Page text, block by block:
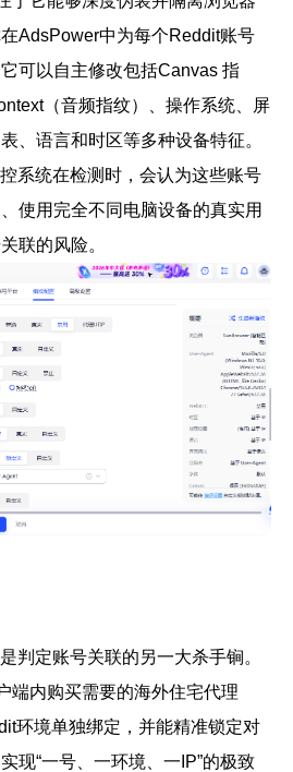
AdsPower中为每个Reddit账号
可以自主修改包括Canvas 指
（音频指纹）、操作系统、屏
、语言和时区等多种设备特征。
系统在检测时，会认为这些账号
使用完全不同电脑设备的真实用
联的风险。
判定账号关联的另一大杀手锏。
端内购买需要的海外住宅代理
环境单独绑定，并能精准锁定对
现“一号、一环境、一IP”的极致